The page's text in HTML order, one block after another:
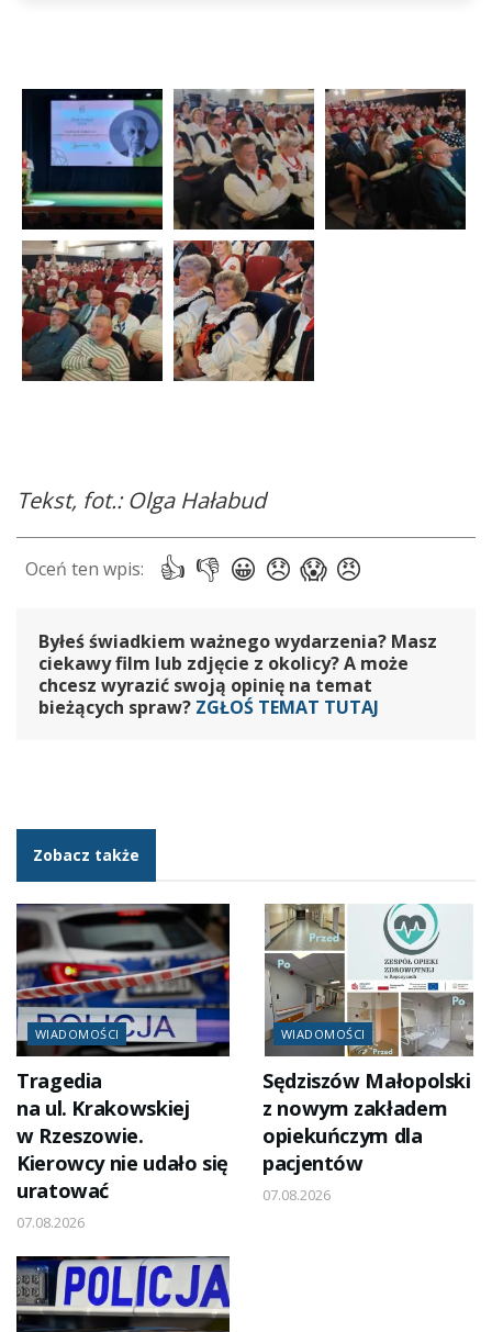
Tekst, fot.: Olga Hałabud
Byłeś świadkiem ważnego wydarzenia? Masz
ciekawy film lub zdjęcie z okolicy? A może
chcesz wyrazić swoją opinię na temat
bieżących spraw? ZGŁOŚ TEMAT TUTAJ
Zobacz także
WIADOMOŚCI
Tragedia
na ul. Krakowskiej
w Rzeszowie.
Kierowcy nie udało się
uratować
07.08.2026
WIADOMOŚCI
Sędziszów Małopolski
z nowym zakładem
opiekuńczym dla
pacjentów
07.08.2026